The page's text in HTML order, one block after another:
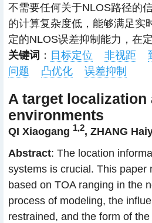
不需要任何关于NLOS路径的
的计算复杂度低，能够满足实
定的NLOS误差抑制能力，在
关键词 ： 目标定位 非视距
问题
凸优化 误差抑制
A target localization
environments
QI Xiaogang 1,2, ZHANG
Abstract: The location
systems is crucial. This
based on TOA ranging in the
process of modeling, the
restrained, and the form of